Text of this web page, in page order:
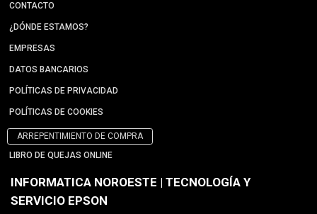
CONTACTO
¿DÓNDE ESTAMOS?
EMPRESAS
DATOS BANCARIOS
POLÍTICAS DE PRIVACIDAD
POLÍTICAS DE COOKIES
ARREPENTIMIENTO DE COMPRA
LIBRO DE QUEJAS ONLINE
INFORMATICA NOROESTE | TECNOLOGÍA Y
SERVICIO EPSON